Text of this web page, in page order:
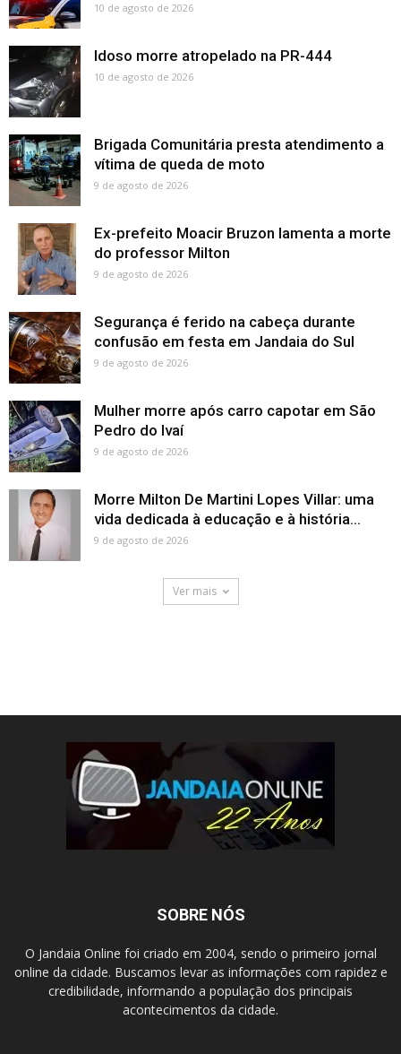
10 de agosto de 2026
Idoso morre atropelado na PR-444
10 de agosto de 2026
Brigada Comunitária presta atendimento a
vítima de queda de moto
9 de agosto de 2026
Ex-prefeito Moacir Bruzon lamenta a morte
do professor Milton
9 de agosto de 2026
Segurança é ferido na cabeça durante
confusão em festa em Jandaia do Sul
9 de agosto de 2026
Mulher morre após carro capotar em São
Pedro do Ivaí
9 de agosto de 2026
Morre Milton De Martini Lopes Villar: uma
vida dedicada à educação e à história...
9 de agosto de 2026
Ver mais
SOBRE NÓS
O Jandaia Online foi criado em 2004, sendo o primeiro jornal
online da cidade. Buscamos levar as informações com rapidez e
credibilidade, informando a população dos principais
acontecimentos da cidade.